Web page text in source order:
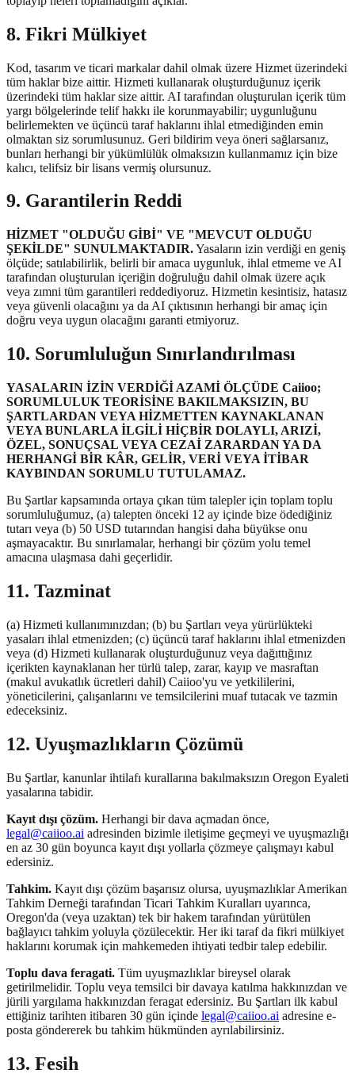
8. Fikri Mülkiyet
Kod, tasarım ve ticari markalar dahil olmak üzere Hizmet üzerindeki
tüm haklar bize aittir. Hizmeti kullanarak oluşturduğunuz içerik
üzerindeki tüm haklar size aittir. AI tarafından oluşturulan içerik tüm
yargı bölgelerinde telif hakkı ile korunmayabilir; uygunluğunu
belirlemekten ve üçüncü taraf haklarını ihlal etmediğinden emin
olmaktan siz sorumlusunuz. Geri bildirim veya öneri sağlarsanız,
bunları herhangi bir yükümlülük olmaksızın kullanmamız için bize
kalıcı, telifsiz bir lisans vermiş olursunuz.
9. Garantilerin Reddi
HİZMET "OLDUĞU GİBİ" VE "MEVCUT OLDUĞU
ŞEKİLDE" SUNULMAKTADIR.Yasaların izin verdiği en geniş
ölçüde; satılabilirlik, belirli bir amaca uygunluk, ihlal etmeme ve AI
tarafından oluşturulan içeriğin doğruluğu dahil olmak üzere açık
veya zımni tüm garantileri reddediyoruz. Hizmetin kesintisiz, hatasız
veya güvenli olacağını ya da AI çıktısının herhangi bir amaç için
doğru veya uygun olacağını garanti etmiyoruz.
10. Sorumluluğun Sınırlandırılması
YASALARIN İZİN VERDİĞİ AZAMİ ÖLÇÜDE Caiioo;
SORUMLULUK TEORİSİNE BAKILMAKSIZIN, BU
ŞARTLARDAN VEYA HİZMETTEN KAYNAKLANAN
VEYA BUNLARLA İLGİLİ HİÇBİR DOLAYLI, ARIZİ,
ÖZEL, SONUÇSAL VEYA CEZAİ ZARARDAN YA DA
HERHANGİ BİR KÂR, GELİR, VERİ VEYA İTİBAR
KAYBINDAN SORUMLU TUTULAMAZ.
Bu Şartlar kapsamında ortaya çıkan tüm talepler için toplam toplu
sorumluluğumuz, (a) talepten önceki 12 ay içinde bize ödediğiniz
tutarı veya (b) 50 USD tutarından hangisi daha büyükse onu
aşmayacaktır. Bu sınırlamalar, herhangi bir çözüm yolu temel
amacına ulaşmasa dahi geçerlidir.
11. Tazminat
(a) Hizmeti kullanımınızdan; (b) bu Şartları veya yürürlükteki
yasaları ihlal etmenizden; (c) üçüncü taraf haklarını ihlal etmenizden
veya (d) Hizmeti kullanarak oluşturduğunuz veya dağıttığınız
içerikten kaynaklanan her türlü talep, zarar, kayıp ve masraftan
(makul avukatlık ücretleri dahil) Caiioo'yu ve yetkililerini,
yöneticilerini, çalışanlarını ve temsilcilerini muaf tutacak ve tazmin
edeceksiniz.
12. Uyuşmazlıkların Çözümü
Bu Şartlar, kanunlar ihtilafı kurallarına bakılmaksızın Oregon Eyaleti
yasalarına tabidir.
Kayıt dışı çözüm. Herhangi bir dava açmadan önce,
legal@caiioo.ai adresinden bizimle iletişime geçmeyi ve uyuşmazlığı
en az 30 gün boyunca kayıt dışı yollarla çözmeye çalışmayı kabul
edersiniz.
Tahkim. Kayıt dışı çözüm başarısız olursa, uyuşmazlıklar Amerikan
Tahkim Derneği tarafından Ticari Tahkim Kuralları uyarınca,
Oregon'da (veya uzaktan) tek bir hakem tarafından yürütülen
bağlayıcı tahkim yoluyla çözülecektir. Her iki taraf da fikri mülkiyet
haklarını korumak için mahkemeden ihtiyati tedbir talep edebilir.
Toplu dava feragati. Tüm uyuşmazlıklar bireysel olarak
getirilmelidir. Toplu veya temsilci bir davaya katılma hakkınızdan ve
jürili yargılama hakkınızdan feragat edersiniz. Bu Şartları ilk kabul
ettiğiniz tarihten itibaren 30 gün içinde legal@caiioo.ai adresine e-
posta göndererek bu tahkim hükmünden ayrılabilirsiniz.
13. Fesih